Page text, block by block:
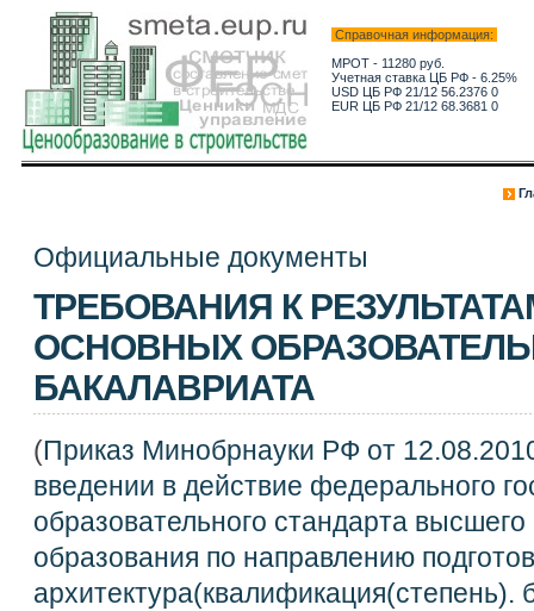
Справочная информация:
МРОТ - 11280 руб.
Учетная ставка ЦБ РФ - 6.25%
USD ЦБ РФ 21/12 56.2376 0
EUR ЦБ РФ 21/12 68.3681 0
Официальные документы
ТРЕБОВАНИЯ К
ОСНОВНЫХ
БАКАЛАВРИАТА
(Приказ Минобрнауки РФ от
введении в действие федерального
образовательного стандарта
образования по направлению
архитектура(квалификация(степень).